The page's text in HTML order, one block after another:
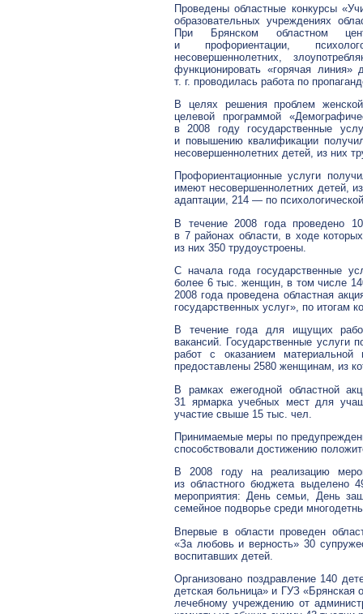
Проведены областные конкурсы
образовательных учреждениях
При Брянском областном
и профориентации,
несовершеннолетних,
функционировать «горячая
т. г. проводилась работа по
В целях решения проблем
целевой программой
в 2008 году государственные
и повышению квалификации
несовершеннолетних детей, из них
Профориентационные услуги
имеют несовершеннолетних детей,
адаптации, 214 — по
В течение 2008 года проведено
в 7 районах области, в ходе
из них 350 трудоустроены.
С начала года государственные
более 6 тыс. женщин, в том числе
2008 года проведена областная
государственных услуг», по итогам
В течение года для ищущих
вакансий. Государственные услуги
работ с оказанием
предоставлены 2580 женщинам, из
В рамках ежегодной областной
31 ярмарка учебных мест для
участие свыше 15 тыс. чел.
Принимаемые меры по
способствовали достижению
В 2008 году на реализацию
из областного бюджета выделено
мероприятия: День семьи, День
семейное подворье среди
Впервые в области проведен
«За любовь и верность» 30
воспитавших детей.
Организовано поздравление 140
детская больница» и ГУЗ «Брянская
лечебному учреждению от